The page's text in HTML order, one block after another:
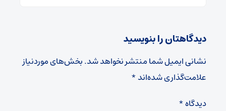
دیدگاهتان را بنویسید
نشانی ایمیل شما منتشر نخواهد شد.بخش‌های موردنیاز
علامت‌گذاری شده‌اند*
دیدگاه*